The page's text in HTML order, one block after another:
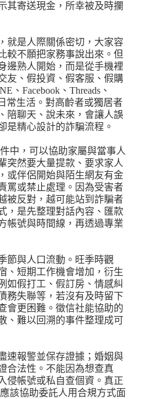
其寄送現金，所幸被及時攔
就是人際關係密切，大家容
較不願把家務事說出來。但
邊熟人開始，而是從手機裡
友、假投資、假客服、假購
、Facebook、Threads、
常生活。對高齡者或獨居者
陪聊天、說未來，會讓人誤
是精心設計的詐騙流程。
中，可以協助家屬與當事人
突然要大量提款、要求家人
或伴侶開始與陌生網友有金
罵或禁止處理。因為受害者
被反對，越可能站到詐騙者
，是先整理對話內容、匯款
帳號與時間線，再透過專業
節與人口流動。旺季時觀
、短期工作機會增加，衍生
如假打工、假訂房、情感糾
務失聯等，若沒有及時留下
會更困難。徵信社能協助的
、難以回溯的事件整理成可
速報警並保存證據；婚姻與
合法性。不能因為想查真
侵帳號或私自查個資。真正
應該協助委託人用合規方式面